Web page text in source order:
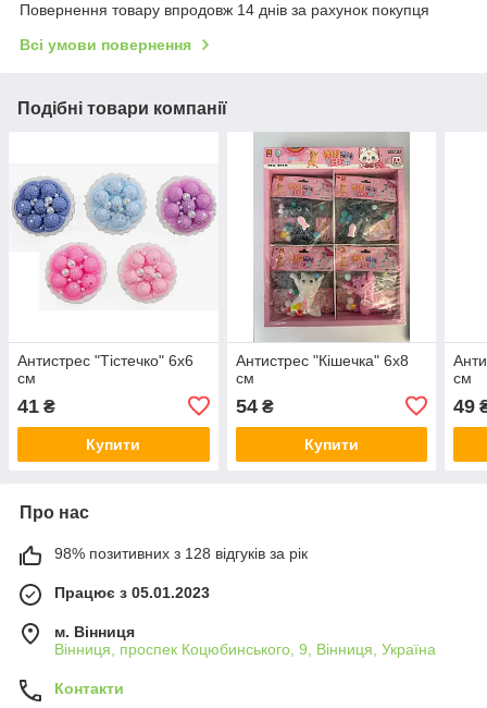
Повернення товару впродовж 14 днів за рахунок покупця
Всі умови повернення
Подібні товари компанії
Антистрес "Тістечко" 6х6
см
41 ₴
Купити
Антистрес "Кішечка" 6х8
см
54₴
Купити
см
49
Про нас
98% позитивних з 128 відгуків за рік
Працює з 05.01.2023
м. Вінниця
Вінниця, проспек Коцюбинського, 9, Вінниця, Україна
Контакти